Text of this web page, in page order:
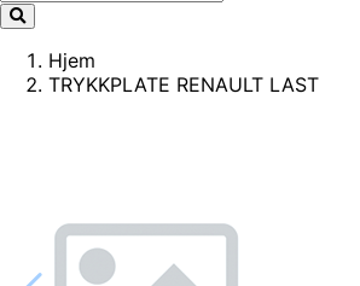
Hjem
TRYKKPLATE RENAULT LAST